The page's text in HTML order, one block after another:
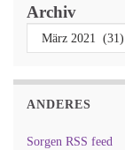
Archiv
ANDERES
Sorgen RSS feed